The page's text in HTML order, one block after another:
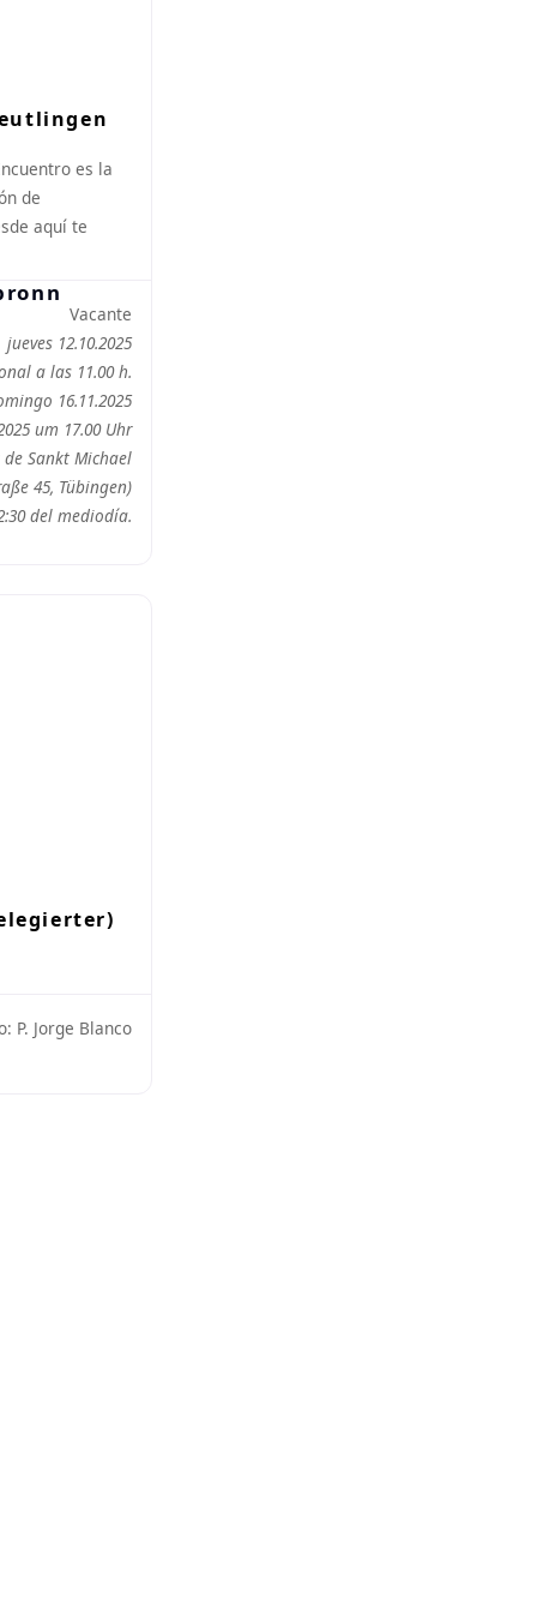
es la
de
aquí te
Vacante
jueves 12.10.2025
a las 11.00 h.
16.11.2025
um 17.00 Uhr
Sankt Michael
45, Tübingen)
del mediodía.
P. Jorge Blanco